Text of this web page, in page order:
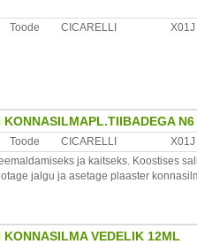
Toode CICARELLI X01J
KONNASILMAPL.TIIBADEGA N6
Toode CICARELLI
X01J
ja kaitseks. Koostises
jalgu ja asetage plaaster
KONNASILMA VEDELIK 12ML